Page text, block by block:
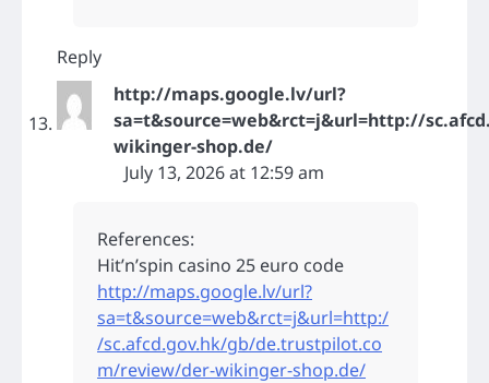
Reply
http://maps.google.lv/url?
sa=t&source=web&rct=j&url=http://
wikinger-shop.de/
July 13, 2026 at 12:59 am
References:
Hit’n’spin casino 25 euro code
http://maps.google.lv/url?
sa=t&source=web&rct=j&url=http:/
/sc.afcd.gov.hk/gb/de.trustpilot.co
m/review/der-wikinger-shop.de/